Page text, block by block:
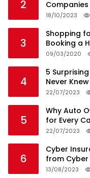
2
Companies
18/10/2023
3
Shopping
Booking a
09/03/2020
4
5
Never
22/07/2023
5
Why Auto
for Every
22/07/2023
6
Cyber
from
13/08/2023